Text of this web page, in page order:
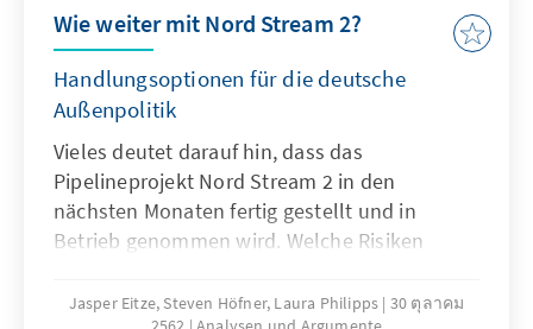
Wie weiter mit Nord Stream 2?
Handlungsoptionen für die deutsche
Außenpolitik
Vieles deutet darauf hin, dass das
Pipelineprojekt Nord Stream 2 in den
nächsten Monaten fertig gestellt und in
Betrieb genommen wird. Welche Risiken
Außenpolitik und welche
Jasper Eitze, Steven Höfner, Laura Philipps 30 ตุลาคม